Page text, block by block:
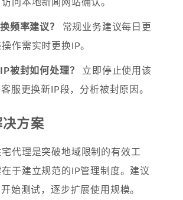
问本地新闻网站确认。
频率建议？
常规业务建议每日更
作需实时更换IP。
被封如何处理？
立即停止使用该
客服更换新IP段，分析被封原因。
决方案
代理是突破地域限制的有效工
于建立规范的IP管理制度。建议
始测试，逐步扩展使用规模。